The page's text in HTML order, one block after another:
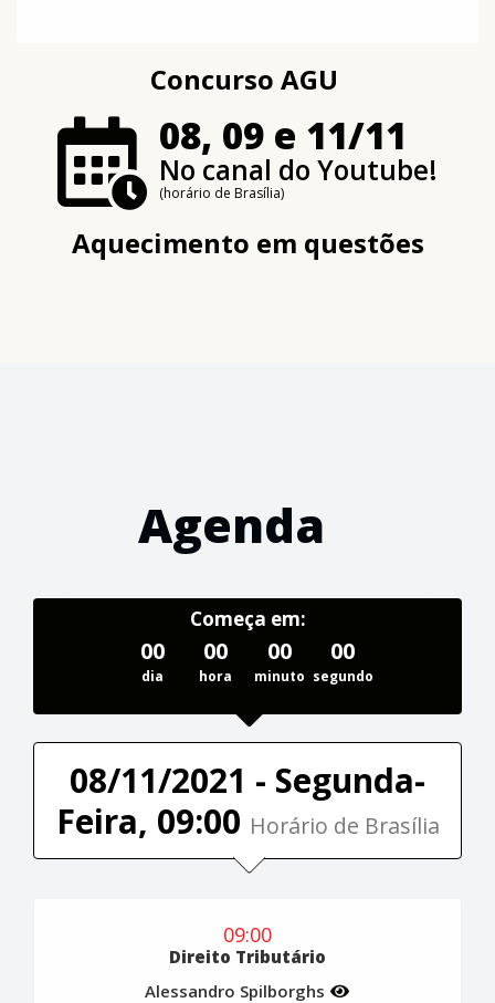
Concurso AGU
08, 09 e 11/11
No canal do Youtube!
(horário de Brasília)
Aquecimento em questões
Agenda
Começa em:
00
dia
00
hora
00
minuto
00
segundo
08/11/2021 - Segunda-
Feira, 09:00 Horário de Brasília
09:00
Direito Tributário
Alessandro Spilborghs